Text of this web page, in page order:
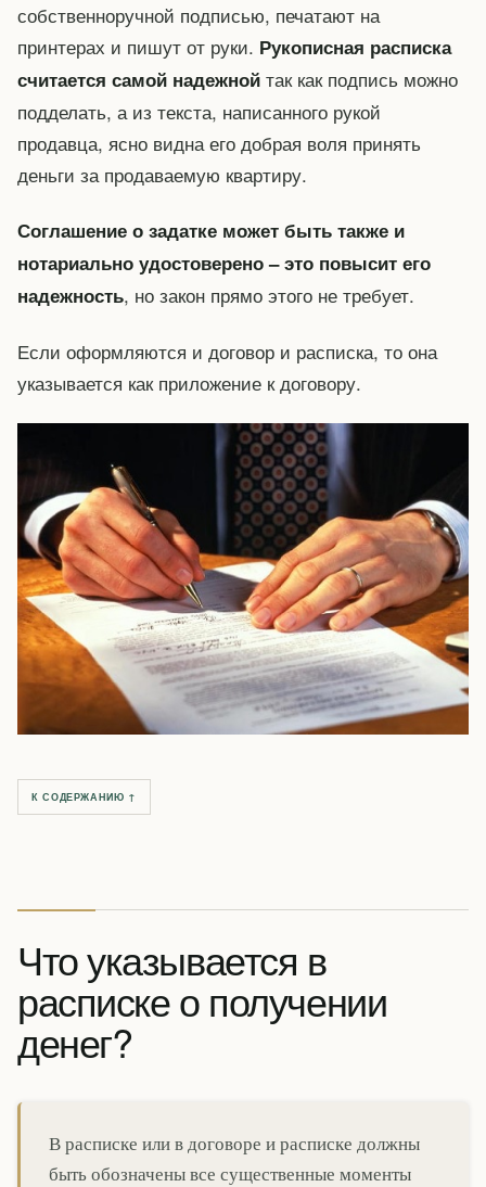
собственноручной подписью, печатают на
принтерах и пишут от руки. Рукописная расписка
считается самой надежной так как подпись можно
подделать, а из текста, написанного рукой
продавца, ясно видна его добрая воля принять
деньги за продаваемую квартиру.
Соглашение о задатке может быть также и
нотариально удостоверено – это повысит его
надежность, но закон прямо этого не требует.
Если оформляются и договор и расписка, то она
указывается как приложение к договору.
К СОДЕРЖАНИЮ ↑
Что указывается в
расписке о получении
денег?
В расписке или в договоре и расписке должны
быть обозначены все существенные моменты